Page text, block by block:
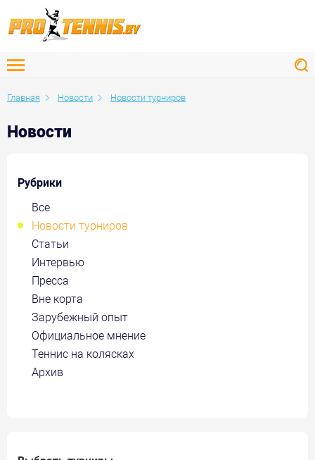
Главная Новости Новости турниров
Новости
Рубрики
Все
Новости турниров
Статьи
Интервью
Пресса
Вне корта
Зарубежный опыт
Официальное мнение
Теннис на колясках
Архив